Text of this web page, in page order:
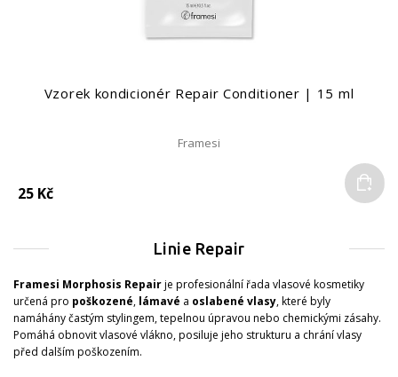
Vzorek kondicionér Repair Conditioner | 15 ml
Framesi
25 Kč
Linie Repair
Framesi Morphosis Repairje profesionální řada vlasové kosmetiky
určená pro poškozené, lámavé a oslabené vlasy, které byly
namáhány častým stylingem, tepelnou úpravou nebo chemickými zásahy.
Pomáhá obnovit vlasové vlákno, posiluje jeho strukturu a chrání vlasy
před dalším poškozením.